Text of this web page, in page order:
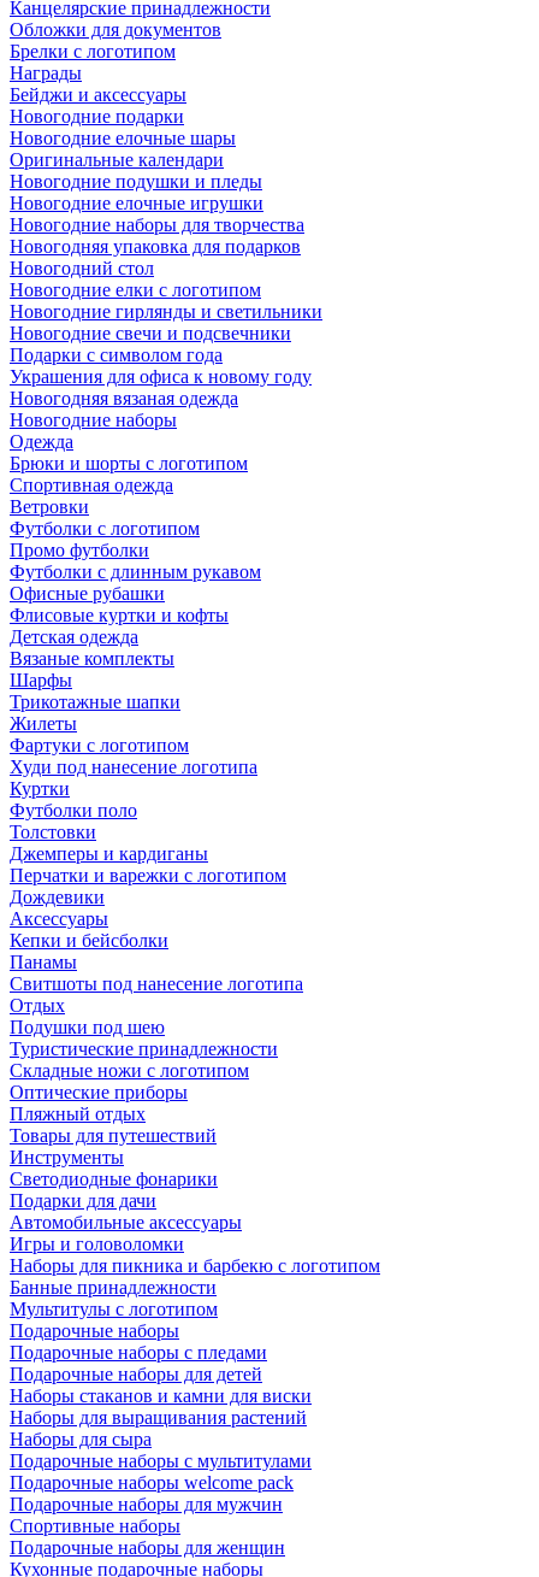
Канцелярские принадлежности
Обложки для документов
Брелки с логотипом
Награды
Бейджи и аксессуары
Новогодние подарки
Новогодние елочные шары
Оригинальные календари
Новогодние подушки и пледы
Новогодние елочные игрушки
Новогодние наборы для творчества
Новогодняя упаковка для подарков
Новогодний стол
Новогодние елки с логотипом
Новогодние гирлянды и светильники
Новогодние свечи и подсвечники
Подарки с символом года
Украшения для офиса к новому году
Новогодняя вязаная одежда
Новогодние наборы
Одежда
Брюки и шорты с логотипом
Спортивная одежда
Ветровки
Футболки с логотипом
Промо футболки
Футболки с длинным рукавом
Офисные рубашки
Флисовые куртки и кофты
Детская одежда
Вязаные комплекты
Шарфы
Трикотажные шапки
Жилеты
Фартуки с логотипом
Худи под нанесение логотипа
Куртки
Футболки поло
Толстовки
Джемперы и кардиганы
Перчатки и варежки с логотипом
Дождевики
Аксессуары
Кепки и бейсболки
Панамы
Свитшоты под нанесение логотипа
Отдых
Подушки под шею
Туристические принадлежности
Складные ножи с логотипом
Оптические приборы
Пляжный отдых
Товары для путешествий
Инструменты
Светодиодные фонарики
Подарки для дачи
Автомобильные аксессуары
Игры и головоломки
Наборы для пикника и барбекю с логотипом
Банные принадлежности
Мультитулы с логотипом
Подарочные наборы
Подарочные наборы с пледами
Подарочные наборы для детей
Наборы стаканов и камни для виски
Наборы для выращивания растений
Наборы для сыра
Подарочные наборы с мультитулами
Подарочные наборы welcome pack
Подарочные наборы для мужчин
Спортивные наборы
Подарочные наборы для женщин
Кухонные подарочные наборы